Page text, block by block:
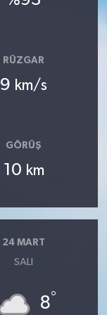
RÜZGAR
9 km/s
GÖRÜŞ
10 km
24 MART
SALI
8°